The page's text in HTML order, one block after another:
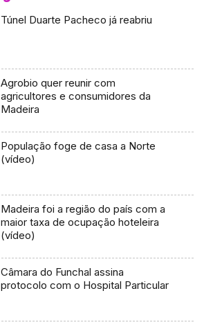
Túnel Duarte Pacheco já reabriu
Agrobio quer reunir com
agricultores e consumidores da
Madeira
População foge de casa a Norte
(vídeo)
Madeira foi a região do país com a
maior taxa de ocupação hoteleira
(vídeo)
Câmara do Funchal assina
protocolo com o Hospital Particular